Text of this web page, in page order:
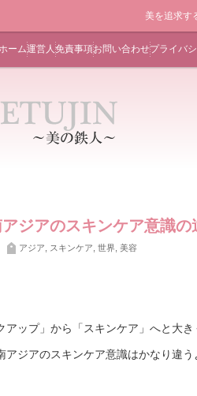
美を追求す
ーム運営人免責事項お問い合わせプライバ
ジアのスキンケア意識の
アジア スキンケア 世界 美容
ップ」から「スキンケア」へと大き
アジアのスキンケア意識はかなり違